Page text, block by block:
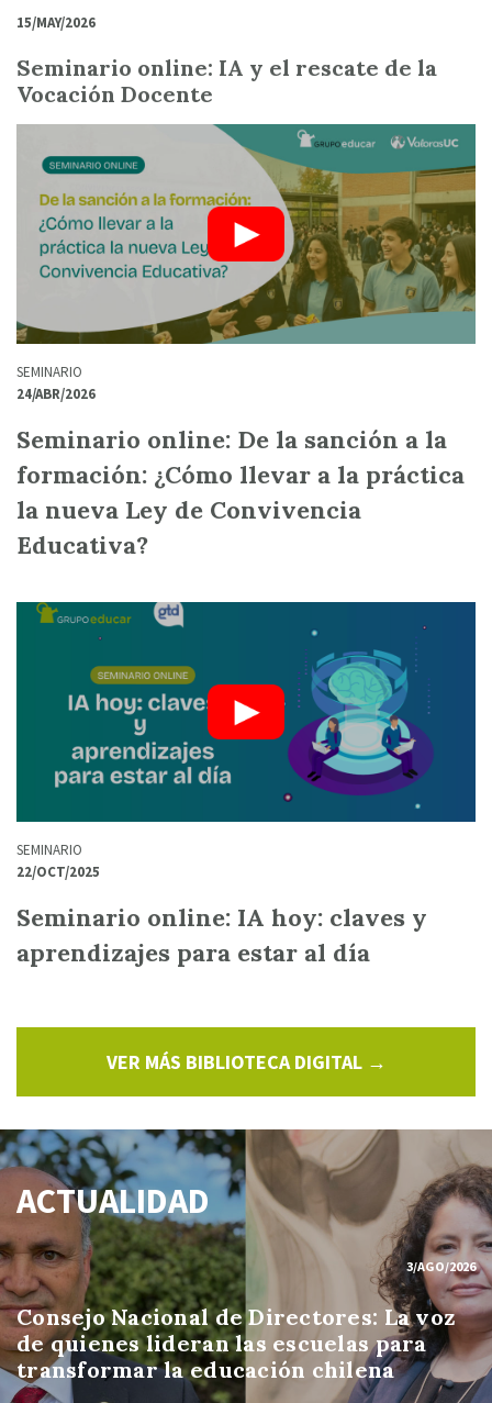
15/MAY/2026
Seminario online: IA y el rescate de la
Vocación Docente
SEMINARIO
24/ABR/2026
Seminario online: De la sanción a la
formación: ¿Cómo llevar a la práctica
la nueva Ley de Convivencia
Educativa?
SEMINARIO
22/OCT/2025
Seminario online: IA hoy: claves y
aprendizajes para estar al día
VER MÁS BIBLIOTECA DIGITAL →
ACTUALIDAD
3/AGO/2026
Consejo Nacional de Directores: La voz
de quienes lideran las escuelas para
transformar la educación chilena